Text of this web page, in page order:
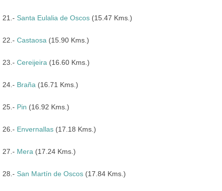
21.- Santa Eulalia de Oscos (15.47 Kms.)
22.- Castaosa (15.90 Kms.)
23.- Cereijeira (16.60 Kms.)
24.- Braña (16.71 Kms.)
25.- Pin (16.92 Kms.)
26.- Envernallas (17.18 Kms.)
27.- Mera (17.24 Kms.)
28.- San Martín de Oscos (17.84 Kms.)